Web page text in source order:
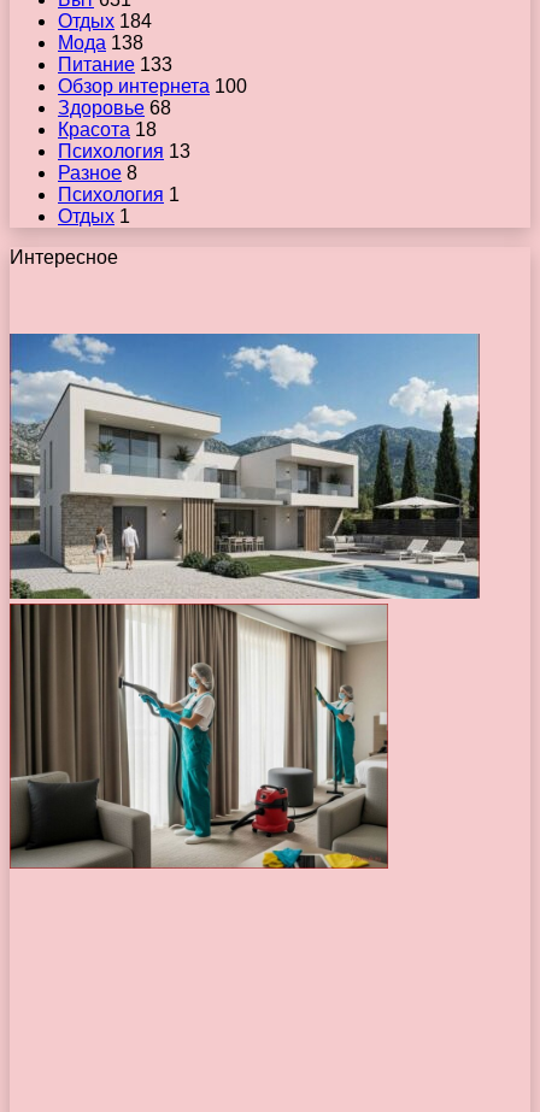
Отдых 184
Мода 138
Питание 133
Обзор интернета 100
Здоровье 68
Красота 18
Психология 13
Разное 8
Психология 1
Отдых 1
Интересное